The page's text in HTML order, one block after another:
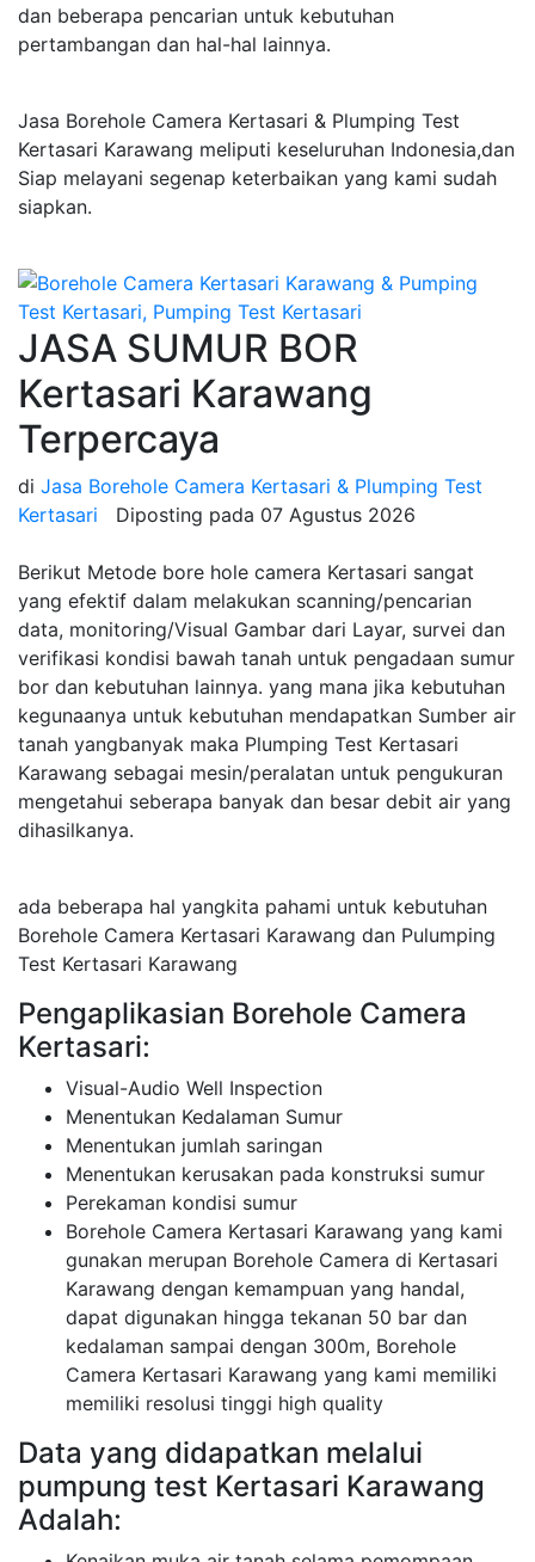
dan beberapa pencarian untuk kebutuhan
pertambangan dan hal-hal lainnya.
Jasa Borehole Camera Kertasari & Plumping Test
Kertasari Karawang meliputi keseluruhan Indonesia,dan
Siap melayani segenap keterbaikan yang kami sudah
siapkan.
JASA SUMUR BOR
Kertasari Karawang
Terpercaya
di Jasa Borehole Camera Kertasari & Plumping Test
Kertasari
Diposting pada 07 Agustus 2026
Berikut Metode bore hole camera Kertasari sangat
yang efektif dalam melakukan scanning/pencarian
data, monitoring/Visual Gambar dari Layar, survei dan
verifikasi kondisi bawah tanah untuk pengadaan sumur
bor dan kebutuhan lainnya. yang mana jika kebutuhan
kegunaanya untuk kebutuhan mendapatkan Sumber air
tanah yangbanyak maka Plumping Test Kertasari
Karawang sebagai mesin/peralatan untuk pengukuran
mengetahui seberapa banyak dan besar debit air yang
dihasilkanya.
ada beberapa hal yangkita pahami untuk kebutuhan
Borehole Camera Kertasari Karawang dan Pulumping
Test Kertasari Karawang
Pengaplikasian Borehole Camera
Kertasari:
Visual-Audio Well Inspection
Menentukan Kedalaman Sumur
Menentukan jumlah saringan
Menentukan kerusakan pada konstruksi sumur
Perekaman kondisi sumur
Borehole Camera Kertasari Karawang yang kami
gunakan merupan Borehole Camera di Kertasari
Karawang dengan kemampuan yang handal,
dapat digunakan hingga tekanan 50 bar dan
kedalaman sampai dengan 300m, Borehole
Camera Kertasari Karawang yang kami memiliki
memiliki resolusi tinggi high quality
Data yang didapatkan melalui
pumpung test Kertasari Karawang
Adalah: